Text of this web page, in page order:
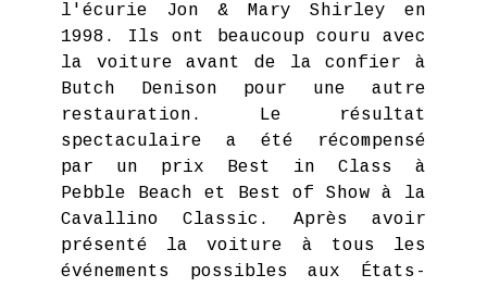
l'écurie Jon & Mary Shirley en
1998. Ils ont beaucoup couru avec
la voiture avant de la confier à
Butch Denison pour une autre
restauration. Le résultat
spectaculaire a été récompensé
par un prix Best in Class à
Pebble Beach et Best of Show à la
Cavallino Classic. Après avoir
présenté la voiture à tous les
événements possibles aux États-